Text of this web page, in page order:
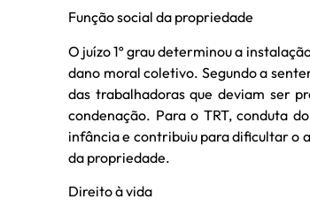
Função social da propriedade
O juízo 1º grau determinou a
dano moral coletivo. Segundo a
das trabalhadoras que deviam ser
condenação. Para o TRT, conduta
infância e contribuiu para dificultar o
da propriedade.
Direito à vida